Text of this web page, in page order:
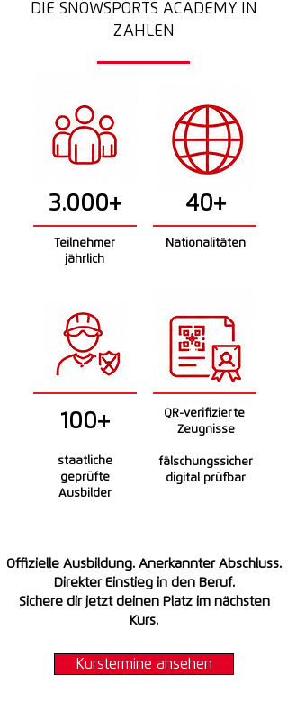
DIE SNOWSPORTS ACADEMY IN
ZAHLEN
3.000+
Teilnehmer
jährlich
40+
Nationalitäten
100+
staatliche
geprüfte
Ausbilder
QR-verifizierte
Zeugnisse
fälschungssicher
digital prüfbar
Offizielle Ausbildung. Anerkannter Abschluss.
Direkter Einstieg in den Beruf.
Sichere dir jetzt deinen Platz im nächsten
Kurs.
Kurstermine ansehen